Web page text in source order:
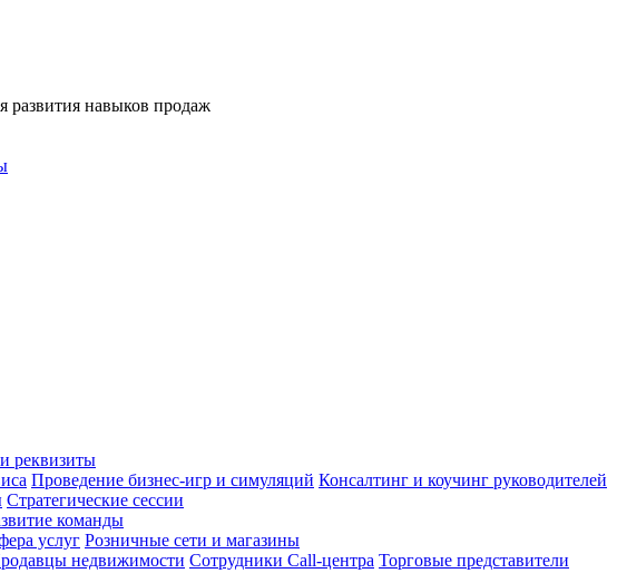
развития навыков продаж
реквизиты
Проведение бизнес-игр и симуляций Консалтинг и коучинг руководителей
Стратегические сессии
команды
услуг Розничные сети и магазины
недвижимости Сотрудники Call-центра Торговые представители